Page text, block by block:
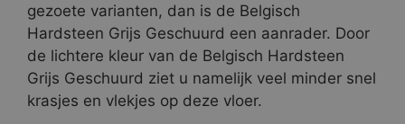
gezoete varianten, dan is de Belgisch
Hardsteen Grijs Geschuurd een aanrader. Door
de lichtere kleur van de Belgisch Hardsteen
Grijs Geschuurd ziet u namelijk veel minder snel
krasjes en vlekjes op deze vloer.